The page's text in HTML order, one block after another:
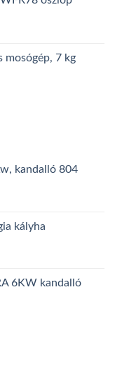
mosógép, 7 kg
kandalló 804
kályha
6KW kandalló